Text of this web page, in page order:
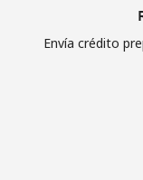
Envía crédito